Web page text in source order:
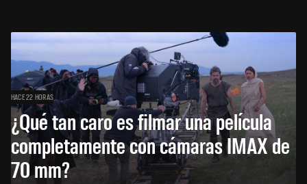
HACE 22 HORAS
¿Qué tan caro es filmar una película
completamente con cámaras IMAX de
70 mm?